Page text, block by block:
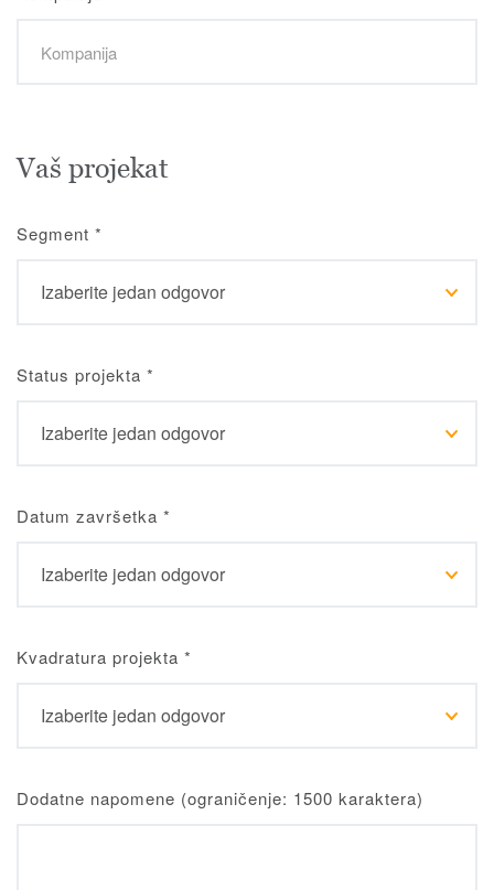
Vaš projekat
Segment *
Status projekta *
Datum završetka *
Kvadratura projekta *
Dodatne napomene (ograničenje: 1500 karaktera)